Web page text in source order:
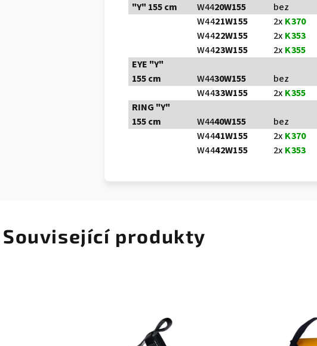
"Y" 155 cm W4420W155 bez
W4421W155 2x K370
W4422W155 2x K353
W4423W155 2x K355
EYE "Y"
155 cm
W4430W155 bez
W4433W155 2x K355
RING "Y"
155 cm
W4440W155 bez
W4441W155 2x K370
W4442W155 2x K353
Související produkty